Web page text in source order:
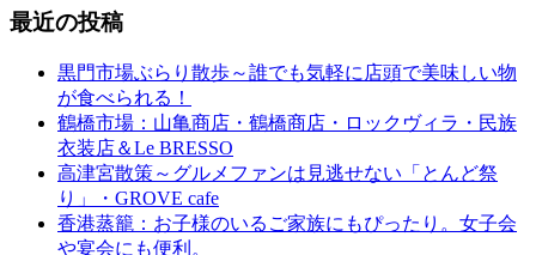
最近の投稿
黒門市場ぶらり散歩～誰でも気軽に店頭で美味しい物
が食べられる！
鶴橋市場：山亀商店・鶴橋商店・ロックヴィラ・民族
衣装店＆Le BRESSO
高津宮散策～グルメファンは見逃せない「とんど祭
り」・GROVE cafe
香港蒸籠：お子様のいるご家族にもぴったり。女子会
や宴会にも便利。